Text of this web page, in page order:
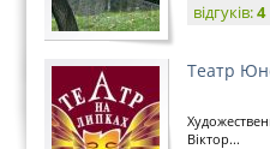
відгуків:4
Театр
Віктор...